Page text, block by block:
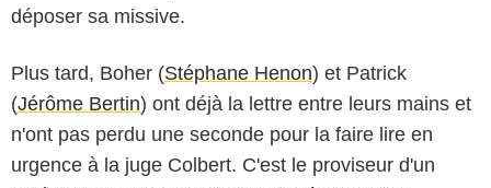
déposer sa missive.
Plus tard, Boher (Stéphane Henon) et Patrick
(Jérôme Bertin) ont déjà la lettre entre leurs mains et
n'ont pas perdu une seconde pour la faire lire en
urgence à la juge Colbert. C'est le proviseur d'un